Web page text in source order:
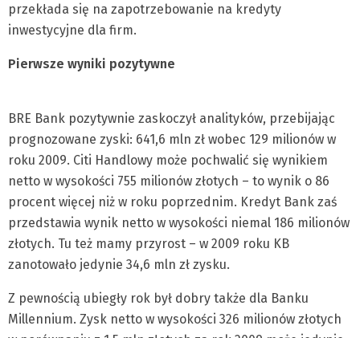
przekłada się na zapotrzebowanie na kredyty
inwestycyjne dla firm.
Pierwsze wyniki pozytywne
BRE Bank pozytywnie zaskoczył analityków, przebijając
prognozowane zyski: 641,6 mln zł wobec 129 milionów w
roku 2009. Citi Handlowy może pochwalić się wynikiem
netto w wysokości 755 milionów złotych – to wynik o 86
procent więcej niż w roku poprzednim. Kredyt Bank zaś
przedstawia wynik netto w wysokości niemal 186 milionów
złotych. Tu też mamy przyrost – w 2009 roku KB
zanotowało jedynie 34,6 mln zł zysku.
Z pewnością ubiegły rok był dobry także dla Banku
Millennium. Zysk netto w wysokości 326 milionów złotych